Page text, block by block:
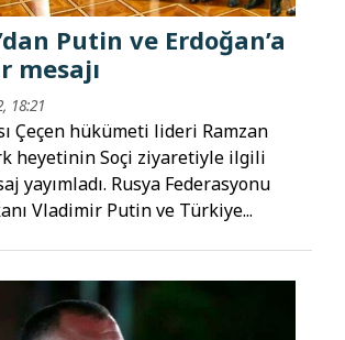
Putin ve Erdoğan’a
mesajı
18:21
Çeçen hükümeti lideri Ramzan
heyetinin Soçi ziyaretiyle ilgili
yayımladı. Rusya Federasyonu
Vladimir Putin ve Türkiye...